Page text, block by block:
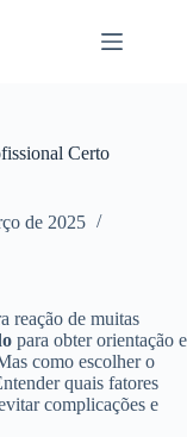
Certo
de 2025
reação de muitas
para obter orientação e
como escolher o
quais fatores
complicações e